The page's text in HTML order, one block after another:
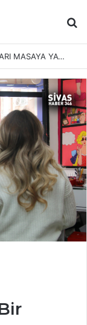
SİVAS’TA KÜLTÜR VE TURİZM ÇALIŞMALARI MASAYA YATIRILDI: YENİ PROJELER YOLDA